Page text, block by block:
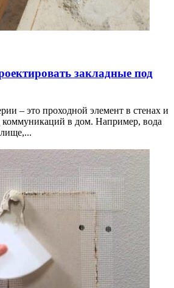
закладные под
– это проходной элемент в стенах и
коммуникаций в дом. Например, вода